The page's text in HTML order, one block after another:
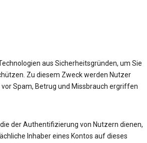
aus Sicherheitsgründen, um Sie
Zu diesem Zweck werden Nutzer
Spam, Betrug und Missbrauch ergriffen
der Authentifizierung von Nutzern dienen,
Inhaber eines Kontos auf dieses